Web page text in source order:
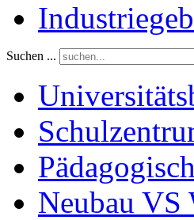
Suchen ...
Neubau VS